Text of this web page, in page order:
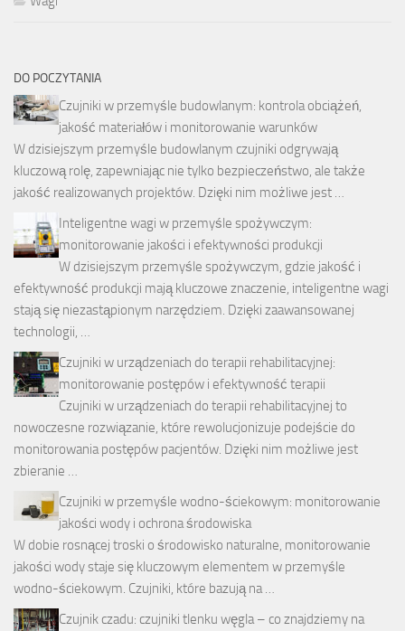
DO POCZYTANIA
Czujniki w przemyśle budowlanym: kontrola obciążeń,
jakość materiałów i monitorowanie warunków
W dzisiejszym przemyśle budowlanym czujniki odgrywają
kluczową rolę, zapewniając nie tylko bezpieczeństwo, ale także
jakość realizowanych projektów. Dzięki nim możliwe jest …
Inteligentne wagi w przemyśle spożywczym:
monitorowanie jakości i efektywności produkcji
W dzisiejszym przemyśle spożywczym, gdzie jakość i
efektywność produkcji mają kluczowe znaczenie, inteligentne wagi
stają się niezastąpionym narzędziem. Dzięki zaawansowanej
technologii, …
Czujniki w urządzeniach do terapii rehabilitacyjnej:
monitorowanie postępów i efektywność terapii
Czujniki w urządzeniach do terapii rehabilitacyjnej to
nowoczesne rozwiązanie, które rewolucjonizuje podejście do
monitorowania postępów pacjentów. Dzięki nim możliwe jest
zbieranie …
Czujniki w przemyśle wodno-ściekowym: monitorowanie
jakości wody i ochrona środowiska
W dobie rosnącej troski o środowisko naturalne, monitorowanie
jakości wody staje się kluczowym elementem w przemyśle
wodno-ściekowym. Czujniki, które bazują na …
Czujnik czadu: czujniki tlenku węgla – co znajdziemy na